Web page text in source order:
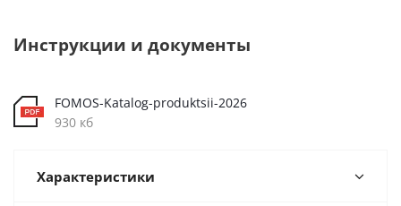
Инструкции и документы
FOMOS-Katalog-produktsii-2026
930 кб
Характеристики